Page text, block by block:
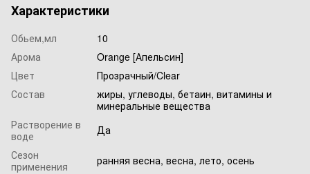
Характеристики
Обьем,мл
10
Арома
Orange [Апельсин]
Цвет
Прозрачный/Clear
Состав
жиры, углеводы, бетаин, витамины и
минеральные вещества
Растворение в
воде
Да
Сезон
применения
ранняя весна, весна, лето, осень